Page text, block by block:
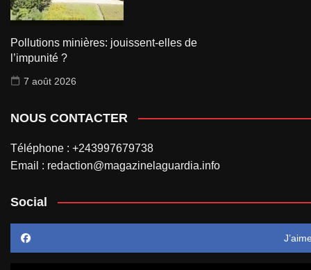
Pollutions minières: jouissent-elles de
l’impunité ?
7 août 2026
NOUS CONTACTER
Téléphone : +243997679738
Email : redaction@magazinelaguardia.info
Social